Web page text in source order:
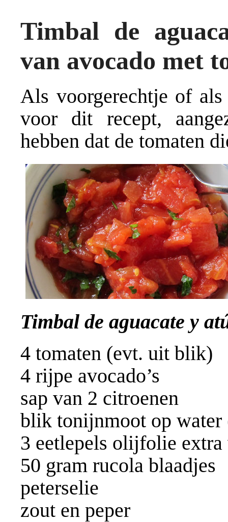
Timbal de
van avocado met
Als voorgerechtje of
voor dit recept,
hebben dat de tomaten
Timbal de aguacate y
4 tomaten (evt. uit blik)
4 rijpe avocado’s
sap van 2 citroenen
blik tonijnmoot op water
3 eetlepels olijfolie extra
50 gram rucola blaadjes
peterselie
zout en peper